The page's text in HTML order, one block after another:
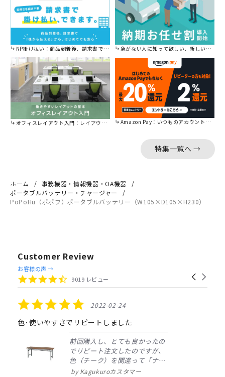
NP掛け払い：商品到着後、請求書で後から払えます。 急がない人に知って欲しい、新しい割引を始めました。
オフィスレイアウト入門：レイアウトの基本をご紹介。 Amazon Pay：いつものアカウントで簡単に決済可能。
特集一覧へ →
ホーム
事務機器・情報機器・OA機器
ポータブルバッテリー・チャージャー
PoPoHu（ポポフ）ポータブルバッテリー（W105×D105×H230）
Customer Review
Reviews
carousel
Carousel
4.4
star
9019 レビュー
お客様の声 →
5.0
star
rating
2022-02-24
色･使いやすさでリピートしました
前回購入し、とても良かったの
でリピート注文したのですが、
色（チーク）を間違って「ナチ
ュラル」としてしまいました。
Kagukuroカスタマー